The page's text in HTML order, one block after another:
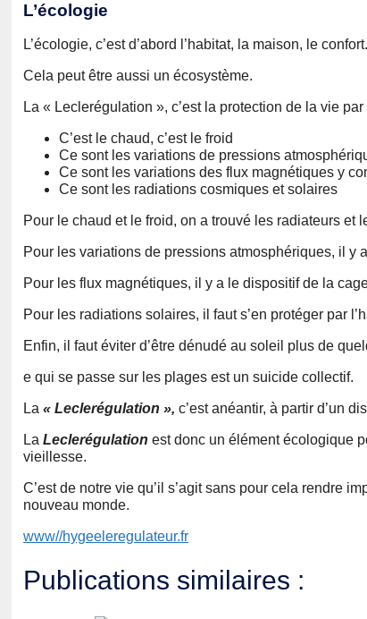
L’écologie
L’écologie, c’est d’abord l’habitat, la maison, le confort.
Cela peut être aussi un écosystème.
La « Leclerégulation », c’est la protection de la vie
C’est le chaud, c’est le froid
Ce sont les variations de pressions
Ce sont les variations des flux magnétiques y
Ce sont les radiations cosmiques et solaires
Pour le chaud et le froid, on a trouvé les radiateurs et
Pour les variations de pressions atmosphériques, il y
Pour les flux magnétiques, il y a le dispositif de la
Pour les radiations solaires, il faut s’en protéger par
Enfin, il faut éviter d’être dénudé au soleil plus de
e qui se passe sur les plages est un suicide collectif.
La « Leclerégulation », c’est anéantir, à partir d’un
La Leclerégulation est donc un élément écologique
vieillesse.
C’est de notre vie qu’il s’agit sans pour cela rendre
nouveau monde.
www//hygeeleregulateur.fr
Publications similaires :